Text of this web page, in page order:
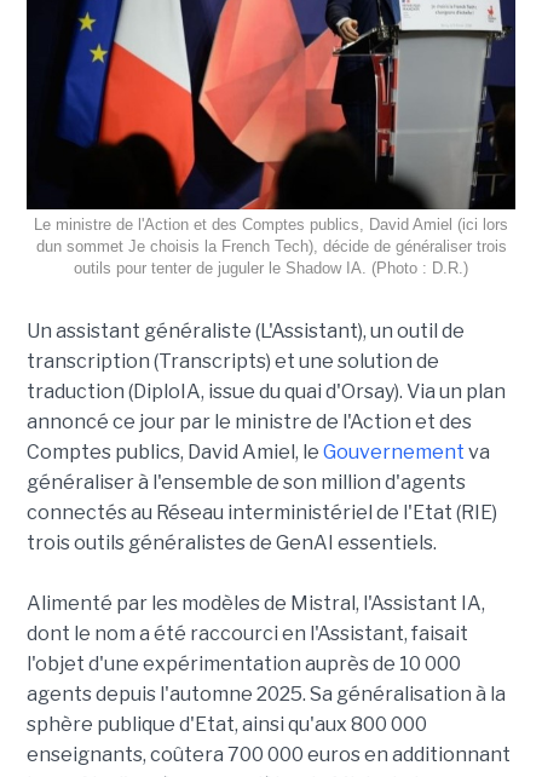
Le ministre de l'Action et des Comptes publics, David Amiel (ici lors
dun sommet Je choisis la French Tech), décide de généraliser trois
outils pour tenter de juguler le Shadow IA. (Photo : D.R.)
Un assistant généraliste (L'Assistant), un outil de
transcription (Transcripts) et une solution de
traduction (DiploIA, issue du quai d'Orsay). Via un plan
annoncé ce jour par le ministre de l'Action et des
Comptes publics, David Amiel, le Gouvernement va
généraliser à l'ensemble de son million d'agents
connectés au Réseau interministériel de l'Etat (RIE)
trois outils généralistes de GenAI essentiels.
Alimenté par les modèles de Mistral, l'Assistant IA,
dont le nom a été raccourci en l'Assistant, faisait
l'objet d'une expérimentation auprès de 10 000
agents depuis l'automne 2025. Sa généralisation à la
sphère publique d'Etat, ainsi qu'aux 800 000
enseignants, coûtera 700 000 euros en additionnant